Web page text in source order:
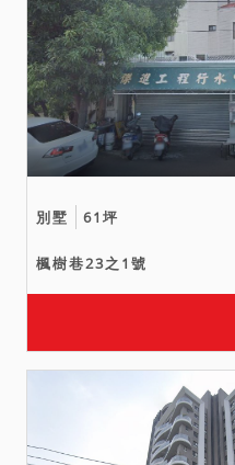
別墅 61坪
楓樹巷23之1號